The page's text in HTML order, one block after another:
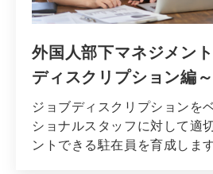
外国人部下マネジメン
ディスクリプション編～
ジョブディスクリプションを
ショナルスタッフに対して適
ントできる駐在員を育成します